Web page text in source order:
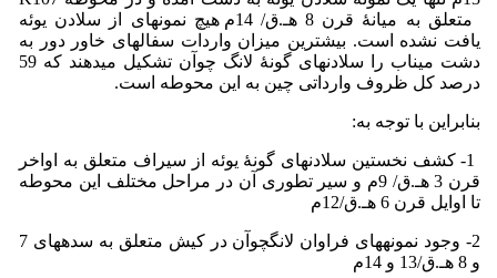
متعلق به میانۀ قرن 8 هـ.ق/ 14­م هیچ نمونه­ای از سلادن یوئه
یافت نشده است. بیشترین میزان واردات سفال­های خاور دور به
دشت میناب را سلادن­های گونۀ لانگ چوآن تشکیل می­دهند که 59
درصد کل ظروف وارداتی چین به این محوطه است.
بنابراین با توجه به:
1- کشف نخستین سلادن­های گونۀ یوئه از سیراف متعلق به اواخر
قرن 3 هـ.ق/ 9م و سیر تطوری آن در مراحل مختلف این محوطه
تا اوایل قرن 6 هـ.ق/12­م
2- وجود نمونه­های فراوان لانگ­چوآن در کیش متعلق به سده­های 7
و 8 هـ.ق/13 و 14­م